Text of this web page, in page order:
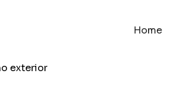
Home
exterior